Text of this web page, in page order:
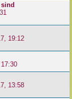
19:12
13:58